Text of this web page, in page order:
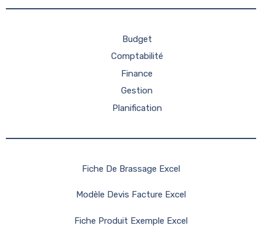
Budget
Comptabilité
Finance
Gestion
Planification
Fiche De Brassage Excel
Modèle Devis Facture Excel
Fiche Produit Exemple Excel